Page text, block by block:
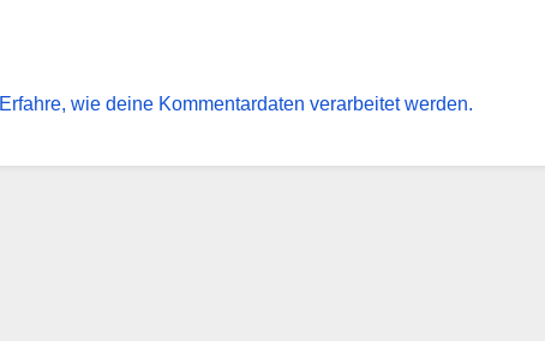
Erfahre, wie deine Kommentardaten verarbeitet werden.